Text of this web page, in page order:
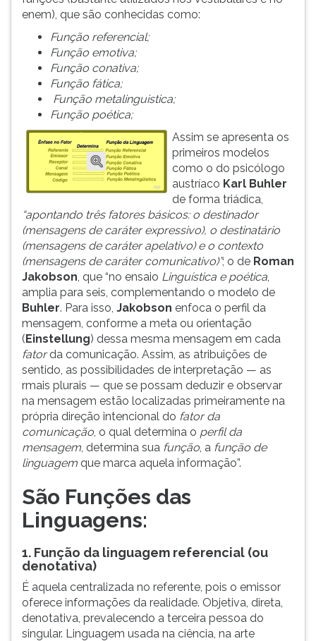
enem), que são conhecidas como:
Função referencial;
Função emotiva;
Função conativa;
Função fática;
Função metalinguistica;
Função poética;
Assim se apresenta os
primeiros modelos
como o do psicólogo
austríaco Karl Buhler
de forma triádica,
“apontando três fatores básicos: o destinador
(mensagens de caráter expressivo), o destinatário
(mensagens de caráter apelativo) e o contexto
(mensagens de caráter comunicativo)”; o de Roman
Jakobson, que “no ensaio Linguística e poética,
amplia para seis, complementando o modelo de
Buhler. Para isso, Jakobson enfoca o perfil da
mensagem, conforme a meta ou orientação
(Einstellung) dessa mesma mensagem em cada
fatorda comunicação. Assim, as atribuições de
sentido, as possibilidades de interpretação — as
rmais plurais — que se possam deduzir e observar
na mensagem estão localizadas primeiramente na
própria direção intencional do fator da
comunicação, o qual determina o perfil da
mensagem, determina sua função, a função de
linguagem que marca aquela informação”.
São Funções das
Linguagens:
1. Função da linguagem referencial (ou
denotativa)
É aquela centralizada no referente, pois o emissor
oferece informações da realidade. Objetiva, direta,
denotativa, prevalecendo a terceira pessoa do
singular. Linguagem usada na ciência, na arte